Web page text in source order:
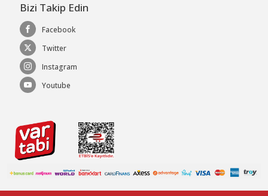
Bizi Takip Edin
Facebook
Twitter
Instagram
Youtube